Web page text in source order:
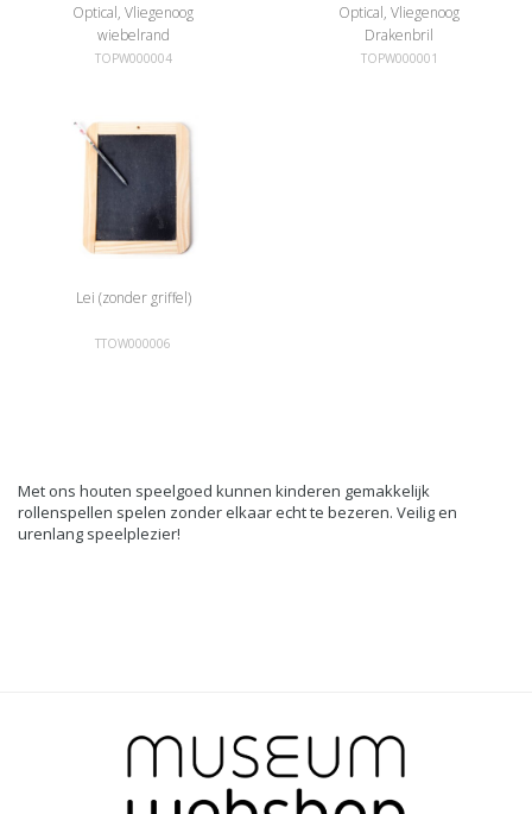
Optical, Vliegenoog
wiebelrand
TOPW000004
Optical, Vliegenoog
Drakenbril
TOPW000001
Lei (zonder griffel)
TTOW000006
Met ons houten speelgoed kunnen kinderen gemakkelijk
rollenspellen spelen zonder elkaar echt te bezeren. Veilig en
urenlang speelplezier!